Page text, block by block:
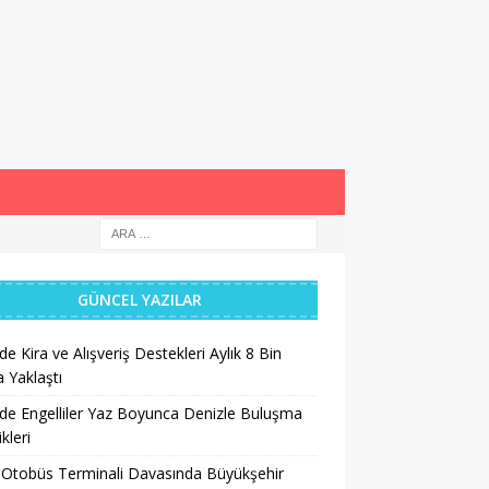
GÜNCEL YAZILAR
Kira ve Alışveriş Destekleri Aylık 8 Bin
Yaklaştı
Engelliler Yaz Boyunca Denizle Buluşma
Terminali Davasında Büyükşehir